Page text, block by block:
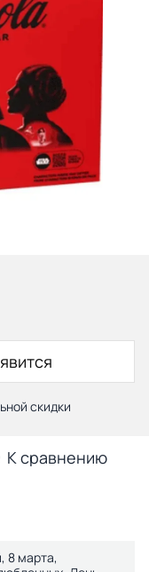
скидки
К сравнению
8 марта,